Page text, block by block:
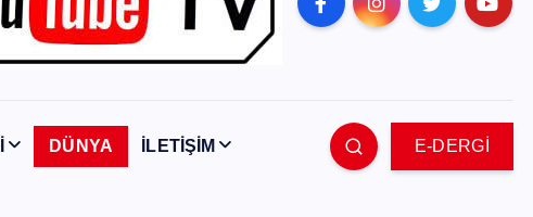
DÜNYA İLETİŞİM E-DERGİ